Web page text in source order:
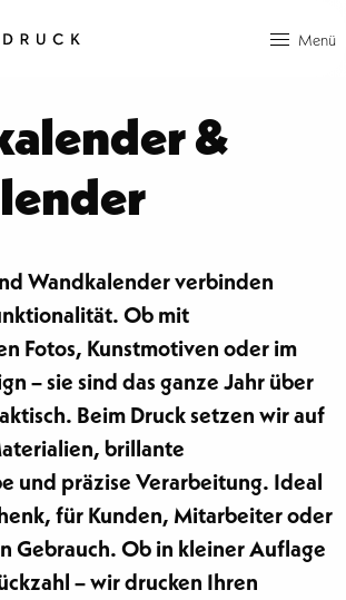
Menü
&
Wandkalender verbinden
Ob mit
Fotos, Kunstmotiven oder im
– sie sind das ganze Jahr über
Beim Druck setzen wir auf
brillante
und präzise Verarbeitung. Ideal
für Kunden, Mitarbeiter oder
Gebrauch. Ob in kleiner Auflage
– wir drucken Ihren